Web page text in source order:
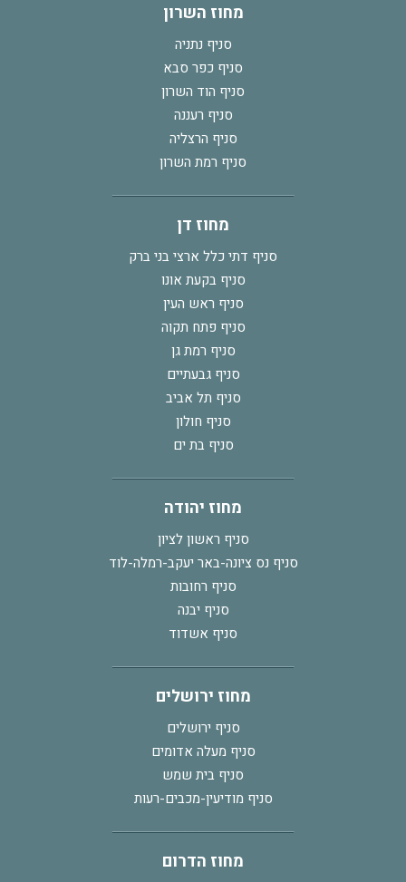
מחוז השרון
סניף נתניה
סניף כפר סבא
סניף הוד השרון
סניף רעננה
סניף הרצליה
סניף רמת השרון
מחוז דן
סניף דתי כלל ארצי בני ברק
סניף בקעת אונו
סניף ראש העין
סניף פתח תקוה
סניף רמת גן
סניף גבעתיים
סניף תל אביב
סניף חולון
סניף בת ים
מחוז יהודה
סניף ראשון לציון
סניף נס ציונה-באר יעקב-רמלה-לוד
סניף רחובות
סניף יבנה
סניף אשדוד
מחוז ירושלים
סניף ירושלים
סניף מעלה אדומים
סניף בית שמש
סניף מודיעין-מכבים-רעות
מחוז הדרום